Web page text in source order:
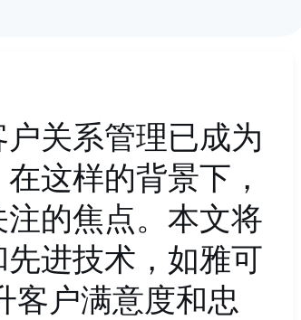
关系管理已成为
这样的背景下，
的焦点。本文将
进技术，如雅可
客户满意度和忠